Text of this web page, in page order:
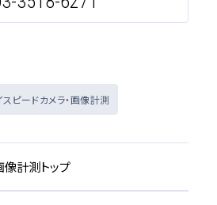
スピードカメラ・画像計測
像計測トップ